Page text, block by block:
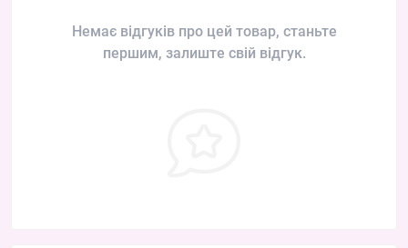
Немає відгуків про цей товар, станьте
першим, залиште свій відгук.